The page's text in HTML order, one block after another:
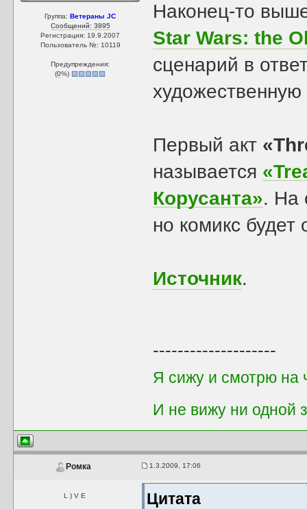
Группа:Ветераны JC
Сообщений: 3895
Регистрация: 19.9.2007
Пользователь №: 10119
Предупреждения:
(0%)
Наконец-то
Star Wars: the
сценарий в
Первый акт
называется
Корусанта». На
но комикс
Источник.
--------------------
Я сижу и смотрю на
И не вижу ни одной
Ромка 1.3.2009, 17:06
L ) V E Цитата